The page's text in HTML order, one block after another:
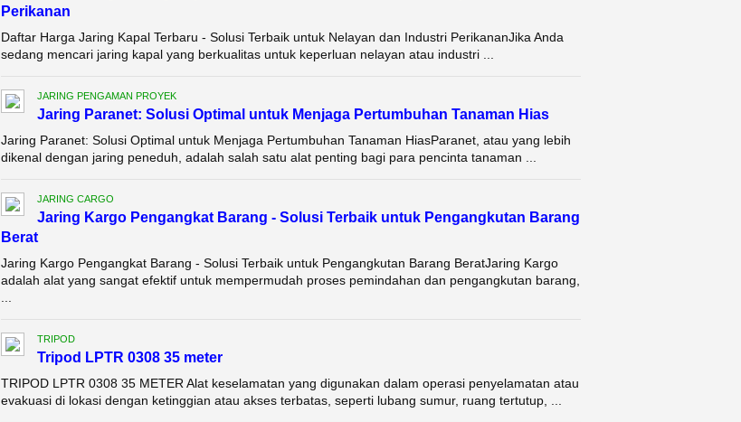
Perikanan
Daftar Harga Jaring Kapal Terbaru - Solusi Terbaik untuk Nelayan dan Industri PerikananJika Anda
sedang mencari jaring kapal yang berkualitas untuk keperluan nelayan atau industri ...
JARING PENGAMAN PROYEK
Jaring Paranet: Solusi Optimal untuk Menjaga Pertumbuhan Tanaman Hias
Jaring Paranet: Solusi Optimal untuk Menjaga Pertumbuhan Tanaman HiasParanet, atau yang lebih
dikenal dengan jaring peneduh, adalah salah satu alat penting bagi para pencinta tanaman ...
JARING CARGO
Jaring Kargo Pengangkat Barang - Solusi Terbaik untuk Pengangkutan Barang
Berat
Jaring Kargo Pengangkat Barang - Solusi Terbaik untuk Pengangkutan Barang BeratJaring Kargo
adalah alat yang sangat efektif untuk mempermudah proses pemindahan dan pengangkutan barang,
TRIPOD
Tripod LPTR 0308 35 meter
TRIPOD LPTR 0308 35 METER Alat keselamatan yang digunakan dalam operasi penyelamatan atau
evakuasi di lokasi dengan ketinggian atau akses terbatas, seperti lubang sumur, ruang tertutup, ...